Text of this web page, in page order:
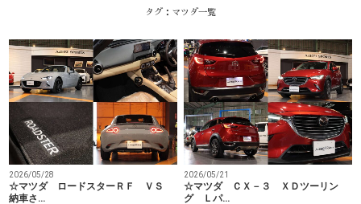
タグ：マツダ一覧
2026/05/28
☆マツダ ロードスターＲＦ ＶＳ
納車さ…
2026/05/21
☆マツダ ＣＸ－３ ＸＤツーリン
グ Ｌパ…